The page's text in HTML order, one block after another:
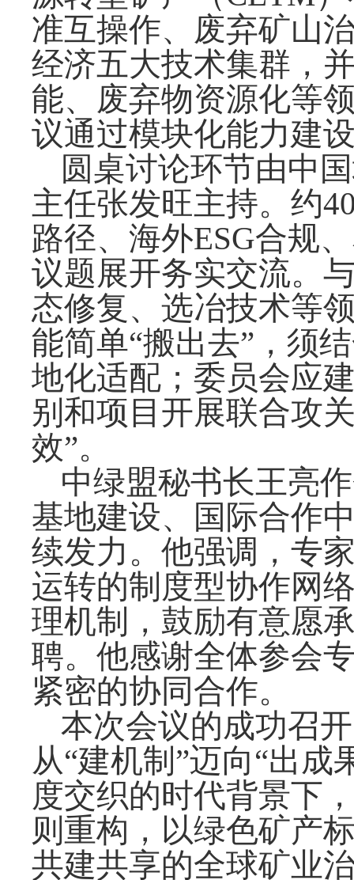
准互操作、废弃矿山
经济五大技术集群，
能、废弃物资源化等
议通过模块化能力建
圆桌讨论环节由中
主任张发旺主持。约
路径、海外ESG合规
议题展开务实交流。
态修复、选冶技术等
能简单“搬出去”，须
地化适配；委员会应
别和项目开展联合攻
效”。
中绿盟秘书长王亮
基地建设、国际合作
续发力。他强调，专
运转的制度型协作网
理机制，鼓励有意愿
聘。他感谢全体参会
紧密的协同合作。
本次会议的成功召
从“建机制”迈向“出
度交织的时代背景下
则重构，以绿色矿产
共建共享的全球矿业